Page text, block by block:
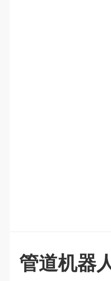
管道机器